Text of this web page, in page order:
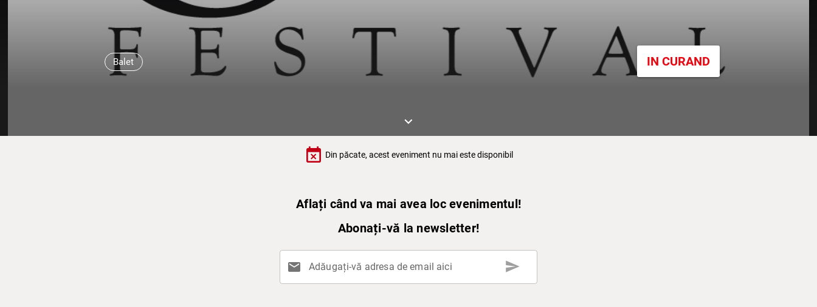
Balet IN CURAND
keyboard_arrow_down
event_busy Din păcate, acest eveniment nu mai este disponibil
Aflați când va mai avea loc evenimentul!
Abonați-vă la newsletter!
mail Adăugați-vă adresa de email aici send